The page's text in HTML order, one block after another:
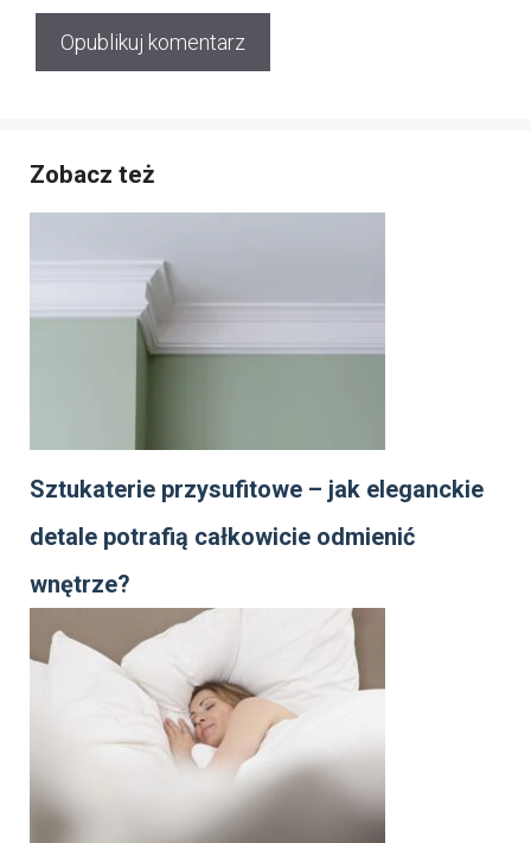
Zobacz też
Sztukaterie przysufitowe – jak eleganckie
detale potrafią całkowicie odmienić
wnętrze?